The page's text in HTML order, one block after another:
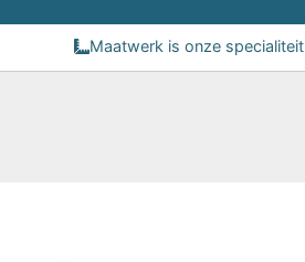
Maatwerk is onze specialiteit